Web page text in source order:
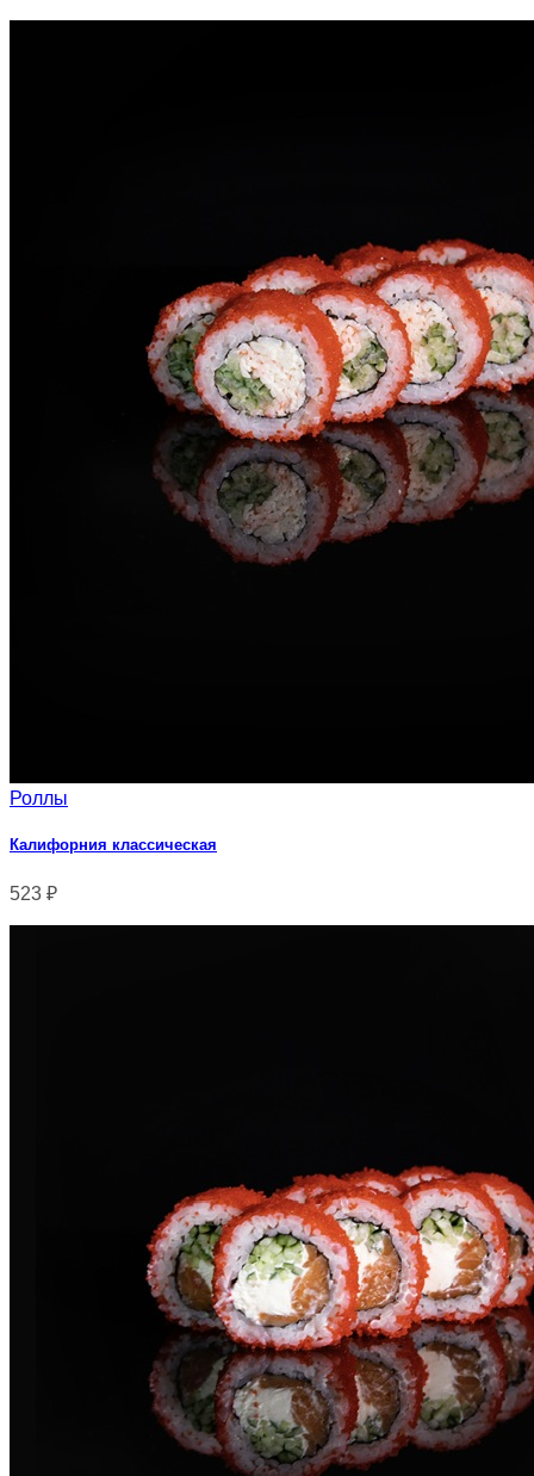
Роллы
Калифорния классическая
523 ₽